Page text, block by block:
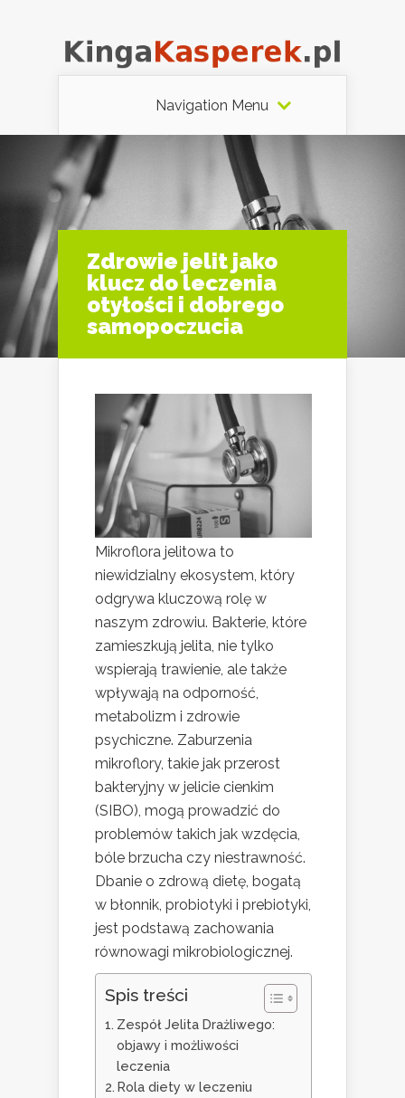
Navigation Menu
Zdrowie jelit jako
klucz do leczenia
otyłości i dobrego
samopoczucia
Mikroflora jelitowa to
niewidzialny ekosystem, który
odgrywa kluczową rolę w
naszym zdrowiu. Bakterie, które
zamieszkują jelita, nie tylko
wspierają trawienie, ale także
wpływają na odporność,
metabolizm i zdrowie
psychiczne. Zaburzenia
mikroflory, takie jak przerost
bakteryjny w jelicie cienkim
(SIBO), mogą prowadzić do
problemów takich jak wzdęcia,
bóle brzucha czy niestrawność.
Dbanie o zdrową dietę, bogatą
w błonnik, probiotyki i prebiotyki,
jest podstawą zachowania
równowagi mikrobiologicznej.
Spis treści
Zespół Jelita Drażliwego:
objawy i możliwości
leczenia
Rola diety w leczeniu